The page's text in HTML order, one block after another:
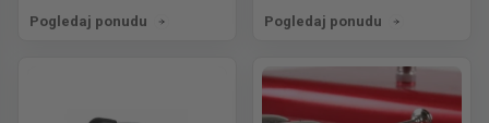
Pogledaj ponudu Pogledaj ponudu